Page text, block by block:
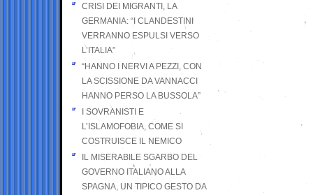
CRISI DEI MIGRANTI, LA
GERMANIA: “I CLANDESTINI
VERRANNO ESPULSI VERSO
L’ITALIA”
“HANNO I NERVI A PEZZI, CON
LA SCISSIONE DA VANNACCI
HANNO PERSO LA BUSSOLA”
I SOVRANISTI E
L’ISLAMOFOBIA, COME SI
COSTRUISCE IL NEMICO
IL MISERABILE SGARBO DEL
GOVERNO ITALIANO ALLA
SPAGNA, UN TIPICO GESTO DA